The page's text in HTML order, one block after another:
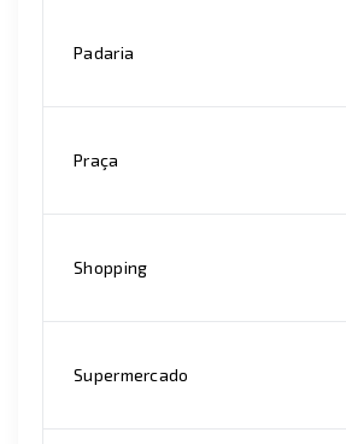
Padaria
Praça
Shopping
Supermercado